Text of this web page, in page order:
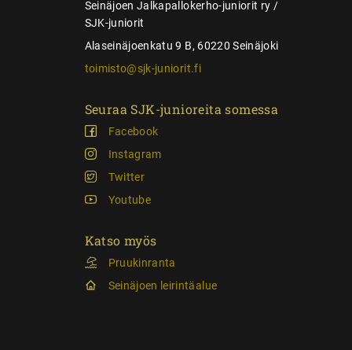
Seinäjoen Jalkapallokerho-juniorit ry /
SJK-juniorit
Alaseinäjoenkatu 9 B, 60220 Seinäjoki
toimisto@sjk-juniorit.fi
Seuraa SJK-junioreita somessa
Facebook
Instagram
Twitter
Youtube
Katso myös
Pruukinranta
Seinäjoen leirintäalue